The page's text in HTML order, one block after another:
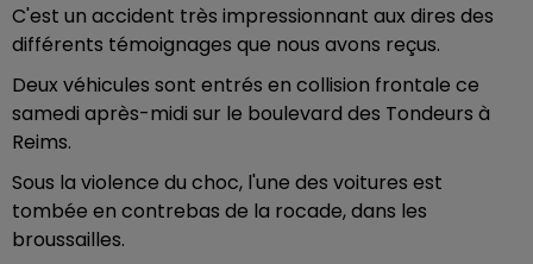
C'est un accident très impressionnant aux dires des
différents témoignages que nous avons reçus.
Deux véhicules sont entrés en collision frontale ce
samedi après-midi sur le boulevard des Tondeurs à
Reims.
Sous la violence du choc, l'une des voitures est
tombée en contrebas de la rocade, dans les
broussailles.